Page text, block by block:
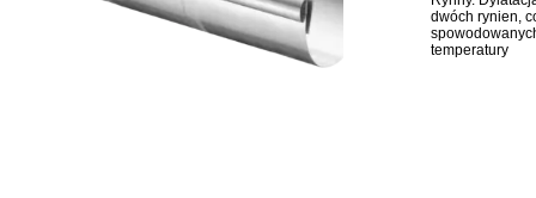
dwóch rynien,
temperatury